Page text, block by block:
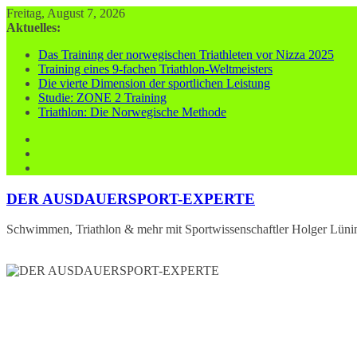
Zum
Inhalt
Freitag, August 7, 2026
Aktuelles:
Das Training der norwegischen Triathleten vor Nizza 2025
Training eines 9-fachen Triathlon-Weltmeisters
Die vierte Dimension der sportlichen Leistung
Studie: ZONE 2 Training
Triathlon: Die Norwegische Methode
DER AUSDAUERSPORT-EXPERTE
Schwimmen, Triathlon & mehr mit Sportwissenschaftler Holger